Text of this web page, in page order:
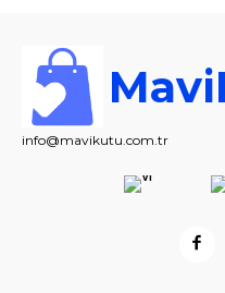
info@mavikutu.com.tr